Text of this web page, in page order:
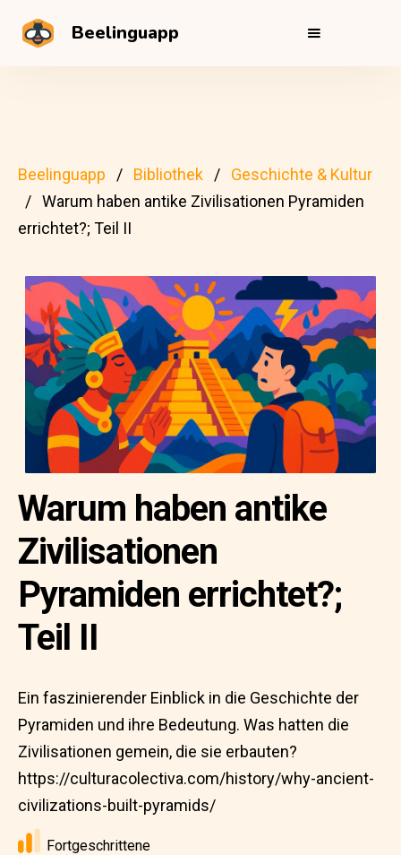
Beelinguapp
Beelinguapp Bibliothek
Geschichte & Kultur
Warum haben antike Zivilisationen Pyramiden
errichtet?; Teil II
Warum haben antike
Zivilisationen
Pyramiden errichtet?;
Teil II
Ein faszinierender Einblick in die Geschichte der
Pyramiden und ihre Bedeutung. Was hatten die
Zivilisationen gemein, die sie erbauten?
https://culturacolectiva.com/history/why-ancient-
civilizations-built-pyramids/
Fortgeschrittene